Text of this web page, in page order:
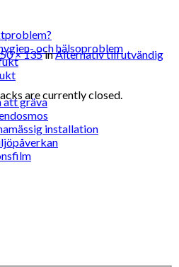
och hälsoproblem
att gräva
installation
× 135inAlternativ till utvändig
are currently closed.